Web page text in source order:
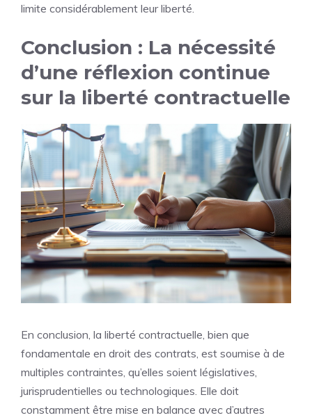
limite considérablement leur liberté.
Conclusion : La nécessité
d’une réflexion continue
sur la liberté contractuelle
En conclusion, la liberté contractuelle, bien que
fondamentale en droit des contrats, est soumise à de
multiples contraintes, qu’elles soient législatives,
jurisprudentielles ou technologiques. Elle doit
constamment être mise en balance avec d’autres